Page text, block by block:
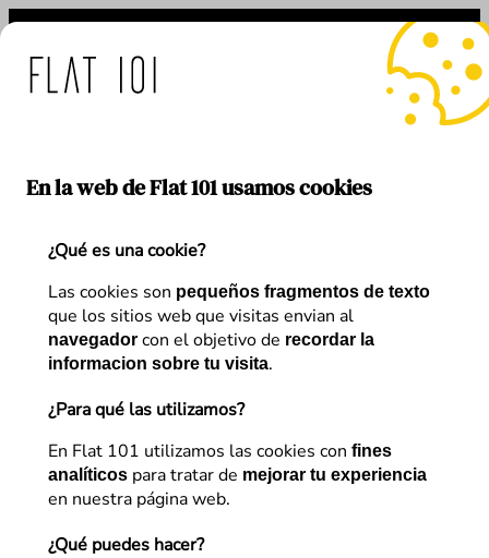
En la web de Flat 101 usamos cookies
¿Qué es una cookie?
Las cookies son pequeños fragmentos de texto
que los sitios web que visitas envian al
navegador con el objetivo de recordar la
informacion sobre tu visita.
¿Para qué las utilizamos?
En Flat 101 utilizamos las cookies con fines
analíticos para tratar de mejorar tu experiencia
en nuestra página web.
¿Qué puedes hacer?
Saltar
contenido
Etiqueta:negocios colaborativos